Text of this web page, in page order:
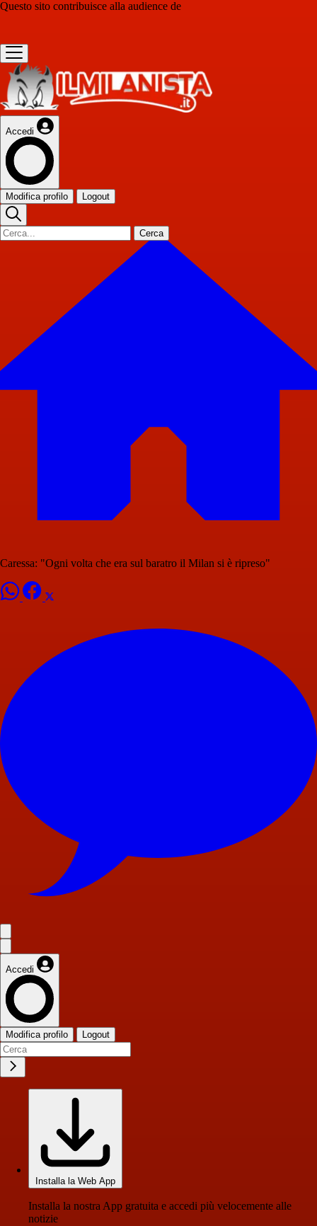
Questo sito contribuisce alla audience de
Accedi
Modifica profilo Logout
Cerca
Caressa: "Ogni volta che era sul baratro il Milan si è ripreso"
Accedi
Modifica profilo Logout
Installa la Web App
Installa la nostra App gratuita e accedi più velocemente alle
notizie